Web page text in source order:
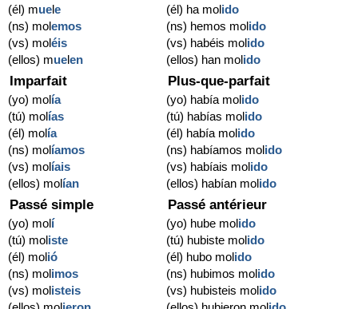
(él) muele
(ns) molemos
(vs) moléis
(ellos) muelen
(él) ha molido
(ns) hemos molido
(vs) habéis molido
(ellos) han molido
Imparfait
(yo) molía
(tú) molías
(él) molía
(ns) molíamos
(vs) molíais
(ellos) molían
Plus-que-parfait
(yo) había molido
(tú) habías molido
(él) había molido
(ns) habíamos molido
(vs) habíais molido
(ellos) habían molido
Passé simple
(yo) molí
(tú) moliste
(él) molió
(ns) molimos
(vs) molisteis
Passé antérieur
(yo) hube molido
(tú) hubiste molido
(él) hubo molido
(ns) hubimos molido
(vs) hubisteis molido